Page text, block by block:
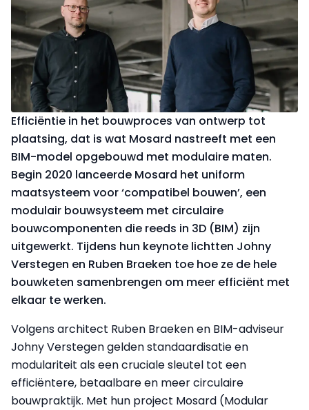
Efficiëntie in het bouwproces van ontwerp tot
plaatsing, dat is wat Mosard nastreeft met een
BIM-model opgebouwd met modulaire maten.
Begin 2020 lanceerde Mosard het uniform
maatsysteem voor ‘compatibel bouwen’, een
modulair bouwsysteem met circulaire
bouwcomponenten die reeds in 3D (BIM) zijn
uitgewerkt. Tijdens hun keynote lichtten Johny
Verstegen en Ruben Braeken toe hoe ze de hele
bouwketen samenbrengen om meer efficiënt met
elkaar te werken.
Volgens architect Ruben Braeken en BIM-adviseur
Johny Verstegen gelden standaardisatie en
modulariteit als een cruciale sleutel tot een
efficiëntere, betaalbare en meer circulaire
bouwpraktijk. Met hun project Mosard (Modular